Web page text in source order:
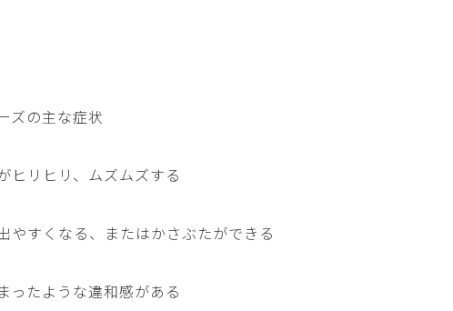
ズの主な症状
ヒリヒリ、ムズムズする
やすくなる、またはかさぶたができる
ったような違和感がある